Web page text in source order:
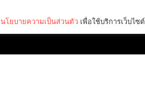
นโยบายความเป็นส่วนตัว เพื่อใช้บริการเว็บไซต์